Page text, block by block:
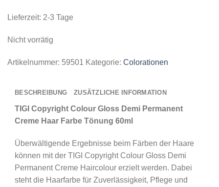
Lieferzeit: 2-3 Tage
Nicht vorrätig
Artikelnummer: 59501 Kategorie: Colorationen
BESCHREIBUNG ZUSÄTZLICHE INFORMATION
TIGI Copyright Colour Gloss Demi Permanent
Creme Haar Farbe Tönung 60ml
Überwältigende Ergebnisse beim Färben der Haare
können mit der TIGI Copyright Colour Gloss Demi
Permanent Creme Haircolour erzielt werden. Dabei
steht die Haarfarbe für Zuverlässigkeit, Pflege und